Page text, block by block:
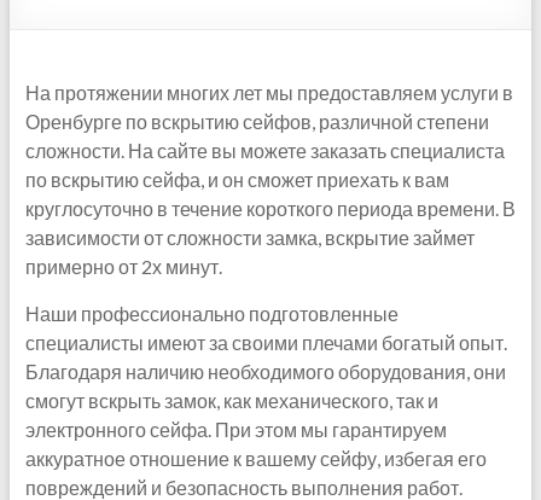
На протяжении многих лет мы предоставляем услуги в
Оренбурге по вскрытию сейфов, различной степени
сложности. На сайте вы можете заказать специалиста
по вскрытию сейфа, и он сможет приехать к вам
круглосуточно в течение короткого периода времени. В
зависимости от сложности замка, вскрытие займет
примерно от 2х минут.
Наши профессионально подготовленные
специалисты имеют за своими плечами богатый опыт.
Благодаря наличию необходимого оборудования, они
смогут вскрыть замок, как механического, так и
электронного сейфа. При этом мы гарантируем
аккуратное отношение к вашему сейфу, избегая его
повреждений и безопасность выполнения работ.